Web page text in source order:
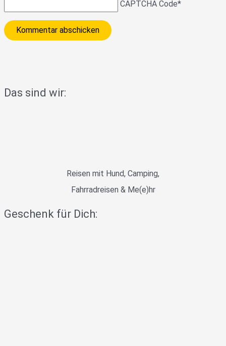
CAPTCHA Code*
Das sind wir:
Reisen mit Hund, Camping,
Fahrradreisen & Me(e)hr
Geschenk für Dich: